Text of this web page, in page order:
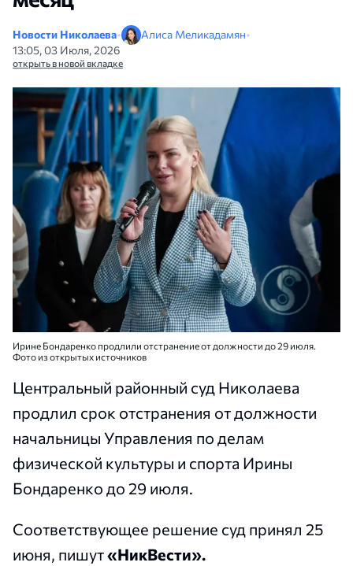
Новости Николаева• Алиса Меликадамян•
13:05, 03 Июля, 2026
открыть в новой вкладке
Ирине Бондаренко продлили отстранение от должности до 29 июля.
Фото из открытых источников
Центральный районный суд Николаева
продлил срок отстранения от должности
начальницы Управления по делам
физической культуры и спорта Ирины
Бондаренко до 29 июля.
Соответствующее решение суд принял 25
июня, пишут«НикВести».